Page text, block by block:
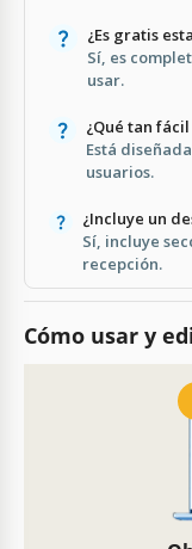
¿Es gratis
Sí, es
usar.
¿Qué tan
Está
usuarios.
¿Incluye un
Sí, incluye
recepción.
Cómo usar y